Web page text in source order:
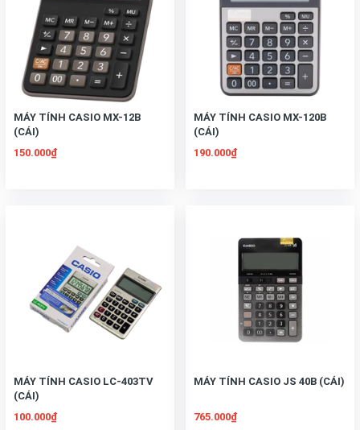
MÁY TÍNH CASIO MX-12B
(CÁI)
150.000₫
MÁY TÍNH CASIO MX-120B
(CÁI)
190.000₫
MÁY TÍNH CASIO LC-403TV
(CÁI)
100.000₫
MÁY TÍNH CASIO JS 40B (CÁI)
765.000₫